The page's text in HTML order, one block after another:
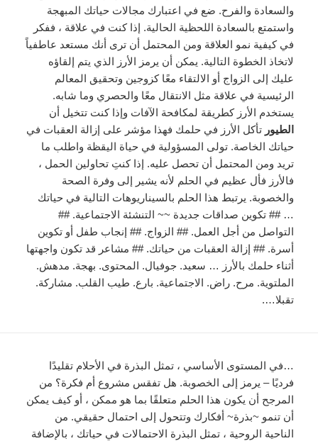
والسعادة والفرح. ضع في اعتبارك مجالات حياتك المبهجة
واستمتع بالسعادة اللحظية الحالية. إذا كنت في علاقة ، ففكر
في كيفية نمو العلاقة ومن المحتمل أن ترى أنك مستعد عاطفياً
لاتخاذ الخطوة التالية. يمكن أن يرمز الأرز الذي يتم إلقاؤه
عليك إلى الزواج أو الالتقاء معًا كزوجين وتحقيق المعالم
الرئيسية في علاقة مثل الانتقال معًا والحصري وما شابه.
يستخدم الأرز كطريقة لمكافحة الآفات وإذا كنت تتخيل أن
الطيور تأكل الأرز في حلمك فهذا مؤشر على إزالة العقبات في
حياتك الخاصة. تولى المسؤولية في حياة اليقظة واطلب ما
تريد ومن المحتمل أن تحصل عليه. إذا كنتِ تحاولين الحمل ،
فالأرز فأل عظيم في الحلم لأنه يشير إلى وفرة الصحة
والخصوبة. يرتبط هذا الحلم بالسيناريوهات التالية في حياتك
… ## تكوين صداقات جديدة ~~ التنشئة الاجتماعية. ##
التواصل من أجل العمل. ## الزواج. ## إنجاب طفل أو تكوين
أسرة. ## إزالة العقبات من حياتك. ## مشاعر قد تكون واجهتها
أثناء حلمك بالأرز … سعيد. جوفيال. المحتوى. بهجة. مدهش.
الملتوية. مرح. راض. الاجتماعية. بارع. طيب القلب. مشاركة.
تقبلا….
…في المستوى الأساسي ، تمثل البذرة في الأحلام تقليدًا
فرديًا – يرمز إلى الخصوبة. هل تفقس مشروع أم فكرة؟ من
المرجح أن يكون هذا الحلم متعلقًا بما هو ممكن ، أو كيف يمكن
أن تنمو ~بذرة~ أفكارك وتتحول إلى احتمال حقيقي. من
الناحية الروحية ، تمثل البذرة الاحتمالات في حياتك ، بالإضافة